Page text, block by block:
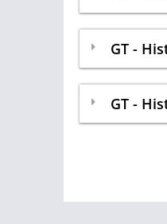
GT -
GT -